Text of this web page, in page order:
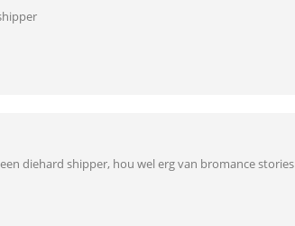
diehard shipper, hou wel erg van bromance stories